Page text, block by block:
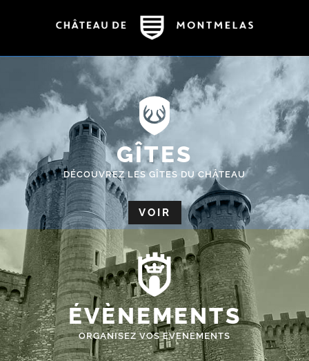
GÎTES
DÉCOUVREZ LES GÎTES DU CHÂTEAU
VOIR
ÉVÈNEMENTS
ORGANISEZ VOS EVENEMENTS